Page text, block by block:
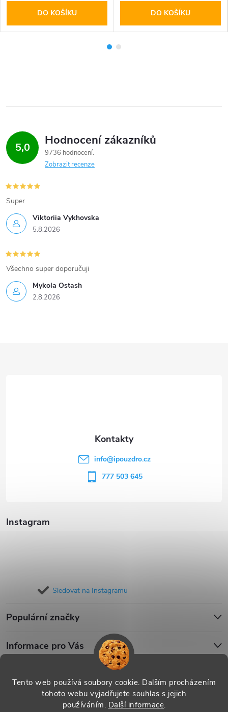
Tento web používá soubory cookie. Dalším procházením
tohoto webu vyjadřujete souhlas s jejich
používáním. Další informace.
DO KOŠÍKU DO KOŠÍKU
5,0 Hodnocení zákazníků
9736 hodnocení
Zobrazit recenze
Viktoriia Vykhovska
5.8.2026
Super
Mykola Ostash
2.8.2026
Všechno super doporučuji
Instagram
Sledovat na Instagramu
Populární značky
Informace pro Vás
info@ipouzdro.cz
777 503 645